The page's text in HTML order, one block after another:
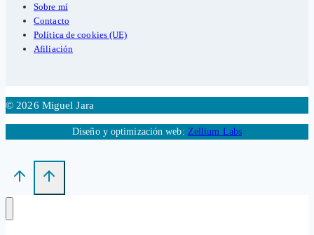
Sobre mí
Contacto
Política de cookies (UE)
Afiliación
© 2026 Miguel Jara
Diseño y optimización web: Zellium Labs